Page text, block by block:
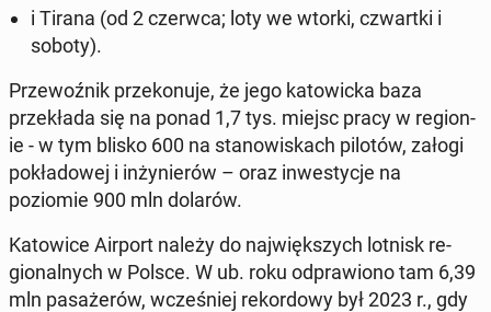
i Tirana (od 2 czerwca; loty we wtorki, czwart­ki i
soboty).
Prze­woźnik przekonu­je, że jego ka­tow­ic­ka baza
przekła­da się na ponad 1,7 tys. miejsc pracy w re­gion­
ie - w tym blisko 600 na stanowiskach pilotów, załogi
pokład­owej i in­żynierów – oraz in­west­y­c­je na
poziomie 900 mln dolarów.
Ka­tow­ice Airport należy do na­jwięk­szych lotnisk re­
gion­al­nych w Polsce. W ub. roku odpraw­iono tam 6,39
mln pasażerów, wcześniej reko­r­dowy był 2023 r., gdy